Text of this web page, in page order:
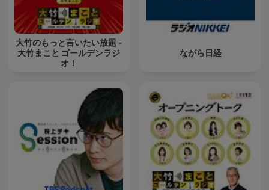
大竹のもっと言いたい放題 -
大竹まこと ゴールデンラジ
オ！
ながら日経